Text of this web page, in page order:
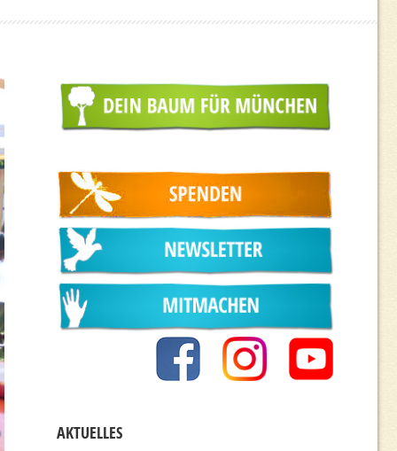
AKTUELLES